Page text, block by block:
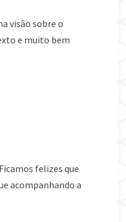
visão sobre o
e muito bem
felizes que
acompanhando a